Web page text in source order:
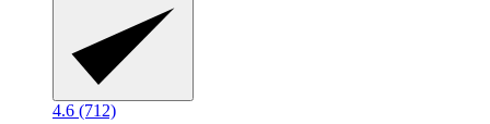
4.6 (712)